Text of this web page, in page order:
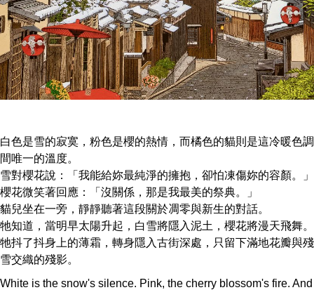
白色是雪的寂寞，粉色是櫻的熱情，而橘色的貓則是這冷暖色調
間唯一的溫度。
雪對櫻花說：「我能給妳最純淨的擁抱，卻怕凍傷妳的容顏。」
櫻花微笑著回應：「沒關係，那是我最美的祭典。」
貓兒坐在一旁，靜靜聽著這段關於凋零與新生的對話。
牠知道，當明早太陽升起，白雪將隱入泥土，櫻花將漫天飛舞。
牠抖了抖身上的薄霜，轉身隱入古街深處，只留下滿地花瓣與殘
雪交織的殘影。
White is the snow's silence. Pink, the cherry blossom's fire. And